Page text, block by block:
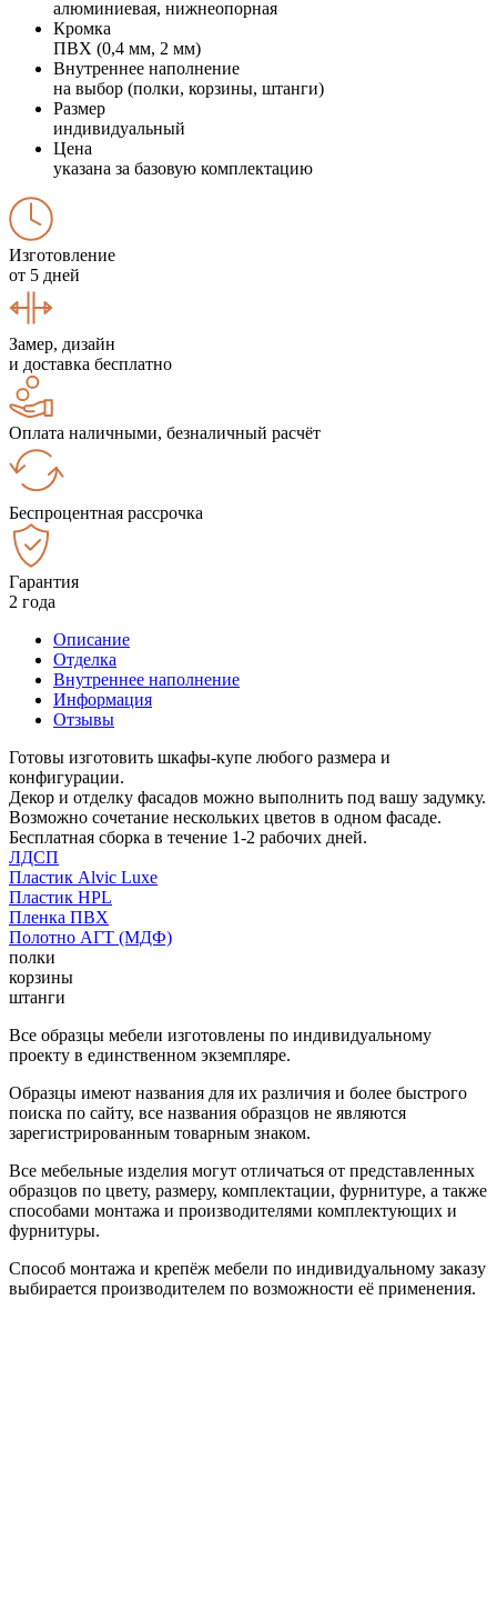
алюминиевая, нижнеопорная
Кромка
ПВХ (0,4 мм, 2 мм)
Внутреннее наполнение
на выбор (полки, корзины, штанги)
Размер
индивидуальный
Цена
указана за базовую комплектацию
Изготовление
от 5 дней
Замер, дизайн
и доставка бесплатно
Оплата наличными, безналичный расчёт
Беспроцентная рассрочка
Гарантия
2 года
Описание
Отделка
Внутреннее наполнение
Информация
Отзывы
Готовы изготовить шкафы-купе любого размера и
конфигурации.
Декор и отделку фасадов можно выполнить под вашу задумку.
Возможно сочетание нескольких цветов в одном фасаде.
Бесплатная сборка в течение 1-2 рабочих дней.
ЛДСП
Пластик Alvic Luxe
Пластик HPL
Пленка ПВХ
Полотно АГТ (МДФ)
полки
корзины
штанги
Все образцы мебели изготовлены по индивидуальному
проекту в единственном экземпляре.
Образцы имеют названия для их различия и более быстрого
поиска по сайту, все названия образцов не являются
зарегистрированным товарным знаком.
Все мебельные изделия могут отличаться от представленных
образцов по цвету, размеру, комплектации, фурнитуре, а также
способами монтажа и производителями комплектующих и
фурнитуры.
Способ монтажа и крепёж мебели по индивидуальному заказу
выбирается производителем по возможности её применения.